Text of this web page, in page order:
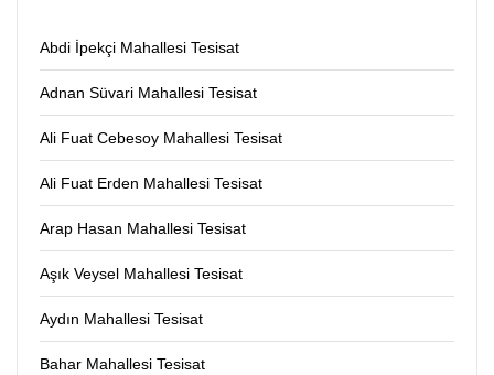
Abdi İpekçi Mahallesi Tesisat
Adnan Süvari Mahallesi Tesisat
Ali Fuat Cebesoy Mahallesi Tesisat
Ali Fuat Erden Mahallesi Tesisat
Arap Hasan Mahallesi Tesisat
Aşık Veysel Mahallesi Tesisat
Aydın Mahallesi Tesisat
Bahar Mahallesi Tesisat